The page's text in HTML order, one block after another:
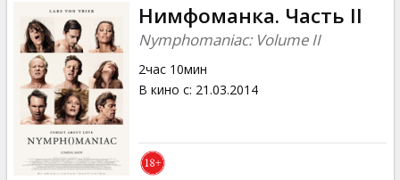
Нимфоманка. Часть II
Nymphomaniac: Volume II
2час 10мин
В кино с: 21.03.2014